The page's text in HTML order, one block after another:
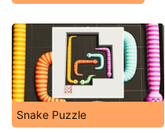
Snake Puzzle